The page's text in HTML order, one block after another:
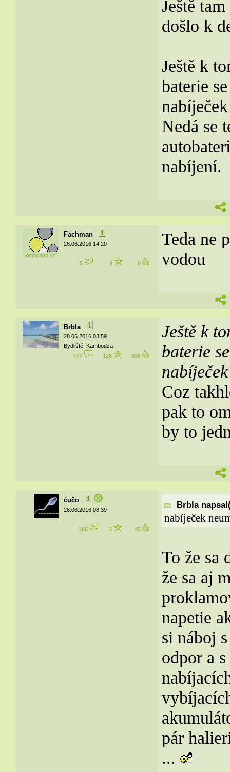
Ještě
došlo k
Ještě k
baterie
Nedá se
nabíjení.
Fachman
26.06.2016 14:20
5 4 9
Teda ne
vodou
Brbla
28.06.2016 03:59
Bydliště: Kambodza
777
128 826
Ještě k
baterie
Coz
pak to
by to
čučo
28.06.2016 08:39
306 3 45
Brbla
nabíječek
To že sa
že sa aj
napetie
si náboj
odpor a
pár
...